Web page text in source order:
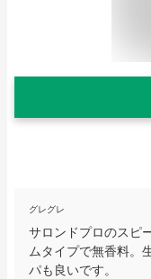
グレグレ
サロンドプロのスピ
ムタイプで無香料。
パも良いです。